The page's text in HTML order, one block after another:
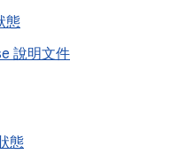
態
說明文件
態